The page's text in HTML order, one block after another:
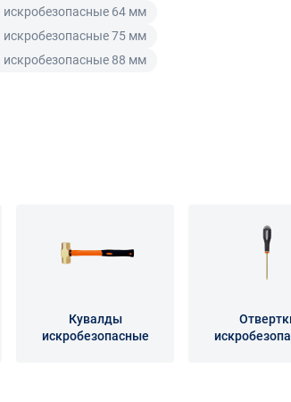
64 мм
75 мм
88 мм
Кувалды
искробезопасные